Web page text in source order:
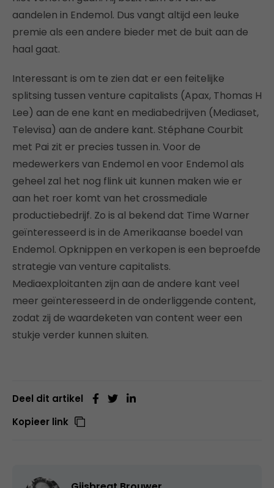
aandelen in Endemol. Dus vangt altijd een leuke
premie als een andere bieder met de buit aan de
haal gaat.
Interessant is om te zien dat er een feitelijke
splitsing tussen venture capitalists (Apax, Thomas H
Lee) aan de ene kant en mediabedrijven (Mediaset,
Televisa) aan de andere kant. Stéphane Courbit
met Pai zit er precies tussen in. Voor de
medewerkers van Endemol en voor Endemol als
geheel zal het nog flink uit kunnen maken wie er
aan het roer komt van het crossmediale
productiebedrijf. Zo is al bekend dat Time Warner
geïnteresseerd is in de Amerikaanse boedel van
Endemol. Opknippen en verkopen is een beproefde
strategie van venture capitalists.
Mediaexploitanten zijn aan de andere kant veel
meer geïnteresseerd in de onderliggende content,
zodat zij de waardeketen van content weer een
stukje verder kunnen sluiten.
Deel dit artikel
Kopieer link